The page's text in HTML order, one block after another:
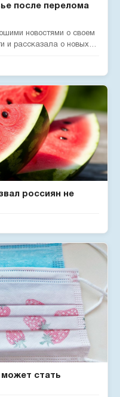
после перелома
новостями о своем
и рассказала о новых
россиян не
стать